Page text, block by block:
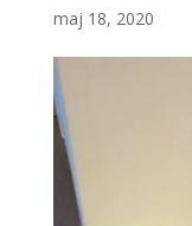
maj 18, 2020